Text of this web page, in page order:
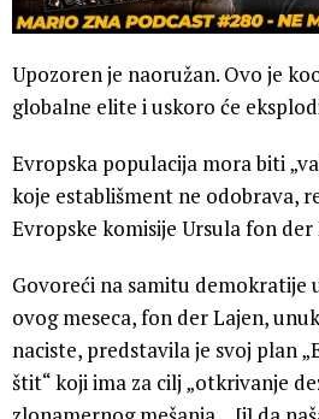
Upozoren je naoružan. Ovo je
globalne elite i uskoro će
Evropska populacija mora biti
koje establišment ne odobrava,
Evropske komisije Ursula fon der
Govoreći na samitu demokratije
ovog meseca, fon der Lajen,
naciste, predstavila je svoj plan
štit“ koji ima za cilj „otkrivanje